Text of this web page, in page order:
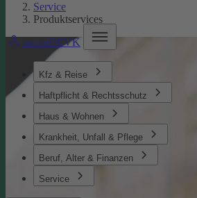
meineDEVK
Kfz & Reise
Haftpflicht & Rechtsschutz
Haus & Wohnen
Krankheit, Unfall & Pflege
Beruf, Alter & Finanzen
Service
Service
Produktservices